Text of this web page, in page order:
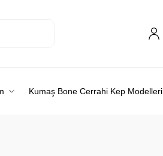
Kumaş Bone Cerrahi Kep Modelleri